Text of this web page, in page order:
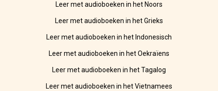
Leer met audioboeken in het Noors
Leer met audioboeken in het Grieks
Leer met audioboeken in het Indonesisch
Leer met audioboeken in het Oekraïens
Leer met audioboeken in het Tagalog
Leer met audioboeken in het Vietnamees